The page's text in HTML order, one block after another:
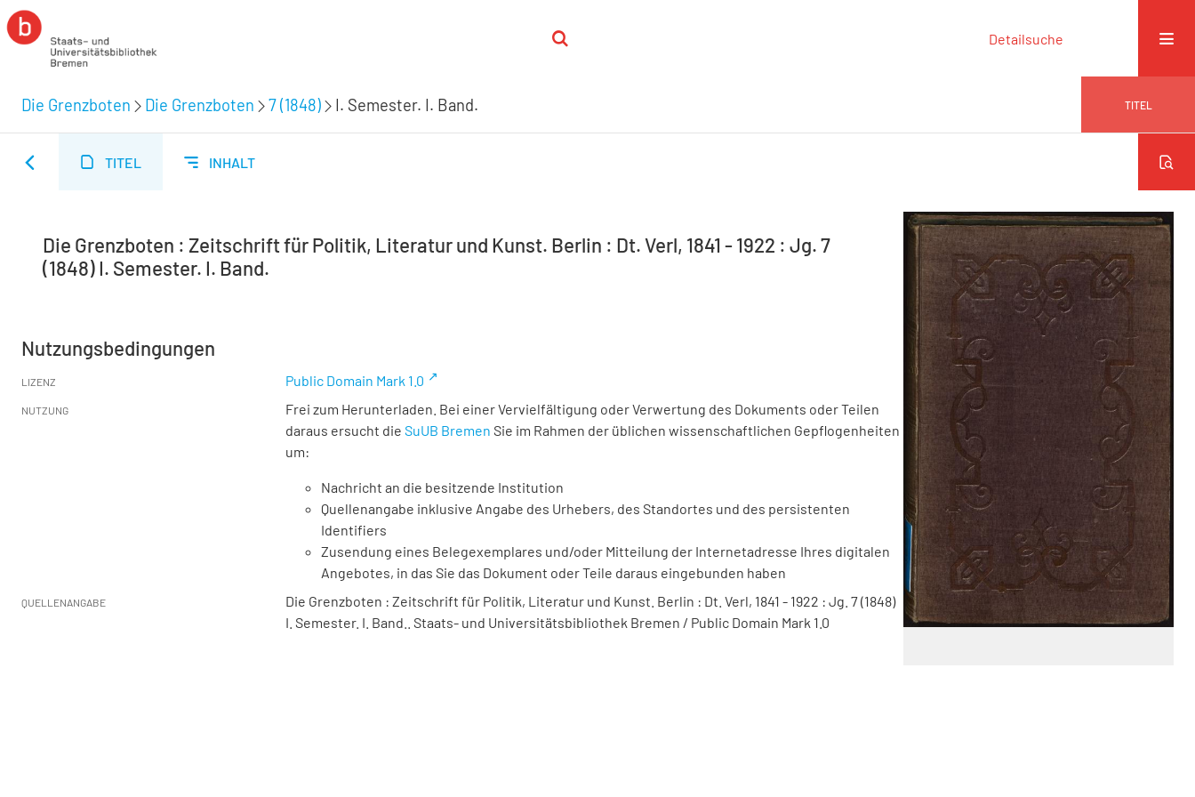
Detailsuche
Die Grenzboten Die Grenzboten 7 (1848) I. Semester. I. Band. TITEL
TITEL INHALT
Die Grenzboten : Zeitschrift für Politik, Literatur und Kunst. Berlin : Dt. Verl, 1841 - 1922 : Jg. 7
(1848) I. Semester. I. Band.
Nutzungsbedingungen
LIZENZ Public Domain Mark 1.0
NUTZUNG
Frei zum Herunterladen. Bei einer Vervielfältigung oder Verwertung des Dokuments oder Teilen
daraus ersucht die SuUB Bremen Sie im Rahmen der üblichen wissenschaftlichen Gepflogenheiten
um:
Nachricht an die besitzende Institution
Quellenangabe inklusive Angabe des Urhebers, des Standortes und des persistenten
Identifiers
Zusendung eines Belegexemplares und/oder Mitteilung der Internetadresse Ihres digitalen
Angebotes, in das Sie das Dokument oder Teile daraus eingebunden haben
QUELLENANGABE
Die Grenzboten : Zeitschrift für Politik, Literatur und Kunst. Berlin : Dt. Verl, 1841 - 1922 : Jg. 7 (1848)
I. Semester. I. Band.. Staats- und Universitätsbibliothek Bremen / Public Domain Mark 1.0